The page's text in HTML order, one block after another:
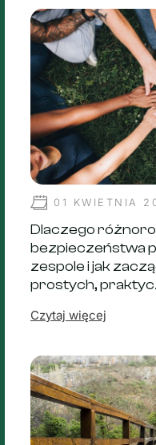
01 KWIETNIA
Dlaczego
bezpieczeństwa
zespole i jak
prostych,
Czytaj więcej